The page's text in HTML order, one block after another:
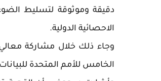
دقيقة وموثوقة لتسليط
الاحصائية الدولية.
وجاء ذلك خلال مشاركة
الخامس للأمم المتحدة